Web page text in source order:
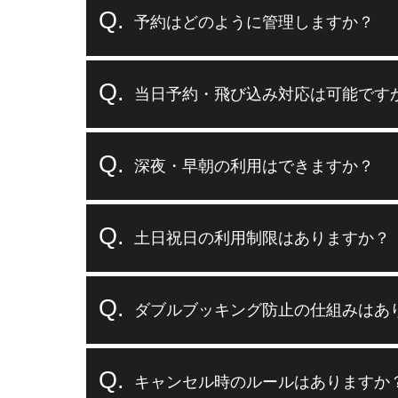
予約はどのように管理しますか？
当日予約・飛び込み対応は可能です
深夜・早朝の利用はできますか？
土日祝日の利用制限はありますか？
ダブルブッキング防止の仕組みはあ
キャンセル時のルールはありますか